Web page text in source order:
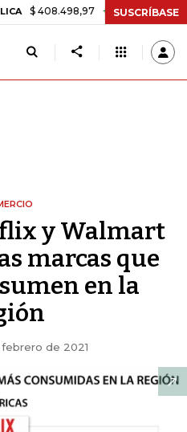
+$ 8.753,81 +2,19% TASA
SUSCRÍBASE
y Walmart
marcas que
en la
febrero de 2021